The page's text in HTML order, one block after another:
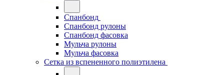
Спанбонд
Спанбонд рулоны
Спанбонд фасовка
Мульча рулоны
Мульча фасовка
Сетка из вспененного полиэтилена